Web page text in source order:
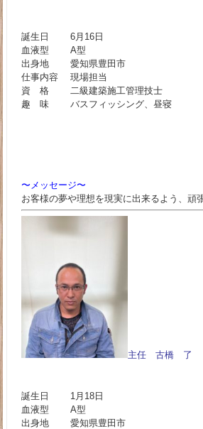
誕生日 6月16日
血液型 A型
出身地 愛知県豊田市
仕事内容 現場担当
資 格 二級建築施工管理技士
趣 味 バスフィッシング、昼寝
〜メッセージ〜
お客様の夢や理想を現実に出来るよう、頑
主任 古橋 了
誕生日 1月18日
血液型 A型
出身地 愛知県豊田市